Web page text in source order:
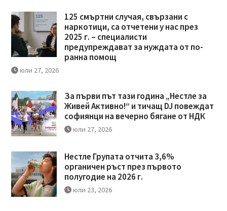
125 смъртни случая, свързани с
наркотици, са отчетени у нас през
2025 г. – специалисти
предупреждават за нуждата от по-
ранна помощ
юли 27, 2026
За първи път тази година „Нестле за
Живей Активно!“ и тичащ DJ повеждат
софиянци на вечерно бягане от НДК
юли 27, 2026
Нестле Групата отчита 3,6%
органичен ръст през първото
полугодие на 2026 г.
юли 23, 2026